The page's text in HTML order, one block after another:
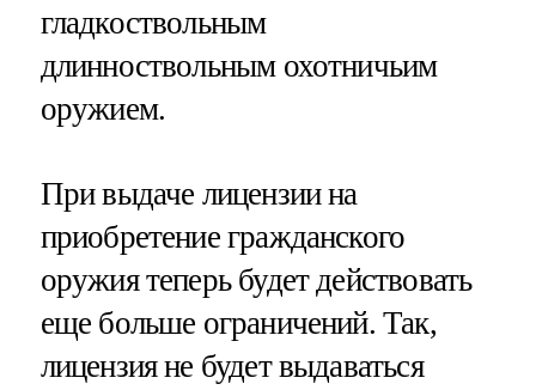
гладкоствольным
длинноствольным охотничьим
оружием.
При выдаче лицензии на
приобретение гражданского
оружия теперь будет действовать
еще больше ограничений. Так,
лицензия не будет выдаваться